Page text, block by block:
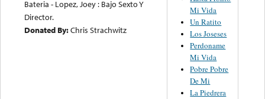
Bateria - Lopez, Joey : Bajo Sexto Y
Director.
Donated By:Chris Strachwitz
Mi Vida
Un Ratito
Los Joseses
Perdoname
Mi Vida
Pobre Pobre
De Mi
La Piedrera